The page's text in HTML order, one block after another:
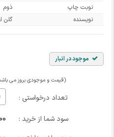
نوبت چاپ
ذوم
نویسنده
گلن
موجود در انبار
(قیمت و موجودی بروز می
تعداد درخواستی :
سود شما از خرید :